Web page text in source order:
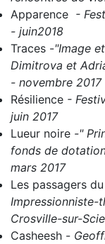
Apparence -
- juin2018
Traces -"Image
Dimitrova et
- novembre 2017
Résilience -
juin 2017
Lueur noire -"
fonds de
mars 2017
Les passagers
Impressionniste-
Crosville-sur-
Casheesh -